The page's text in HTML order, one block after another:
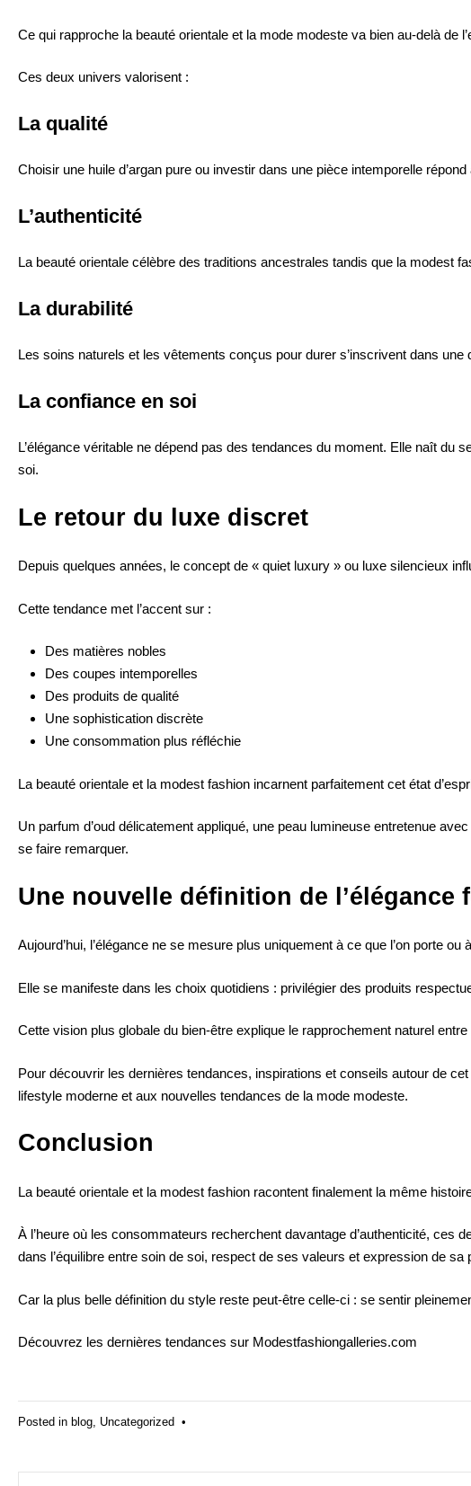
Ce qui rapproche la beauté orientale et la mode modeste va bien au-delà de
Ces deux univers valorisent :
La qualité
Choisir une huile d’argan pure ou investir dans une pièce intemporelle
L’authenticité
La beauté orientale célèbre des traditions ancestrales tandis que la modest
La durabilité
Les soins naturels et les vêtements conçus pour durer s’inscrivent dans
La confiance en soi
L’élégance véritable ne dépend pas des tendances du moment. Elle naît
soi.
Le retour du luxe discret
Depuis quelques années, le concept de « quiet luxury » ou luxe silencieux
Cette tendance met l’accent sur :
Des matières nobles
Des coupes intemporelles
Des produits de qualité
Une sophistication discrète
Une consommation plus réfléchie
La beauté orientale et la modest fashion incarnent parfaitement cet état
Un parfum d’oud délicatement appliqué, une peau lumineuse entretenue
se faire remarquer.
Une nouvelle définition de l’élégance
Aujourd’hui, l’élégance ne se mesure plus uniquement à ce que l’on porte
Elle se manifeste dans les choix quotidiens : privilégier des produits
Cette vision plus globale du bien-être explique le rapprochement naturel
Pour découvrir les dernières tendances, inspirations et conseils autour de
lifestyle moderne et aux nouvelles tendances de la mode modeste.
Conclusion
La beauté orientale et la modest fashion racontent finalement la même
À l’heure où les consommateurs recherchent davantage d’authenticité,
dans l’équilibre entre soin de soi, respect de ses valeurs et expression de sa
Car la plus belle définition du style reste peut-être celle-ci : se sentir
Découvrez les dernières tendances sur Modestfashiongalleries.com
Posted in blog, Uncategorized •